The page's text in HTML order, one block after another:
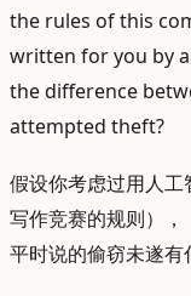
the rules of this
written for you by
the difference
attempted theft?
假设你考虑过用人
写作竞赛的规则）
平时说的偷窃未遂有